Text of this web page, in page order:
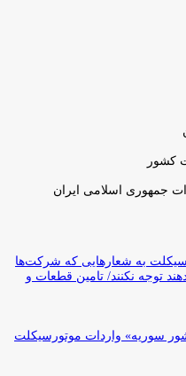
کشور
جمهوری اسلامی ایران
به شعارهایی که شرکت‌ها
توجه نکنند/ تامین قطعات و
سوریه» واردات موتورسیکلت